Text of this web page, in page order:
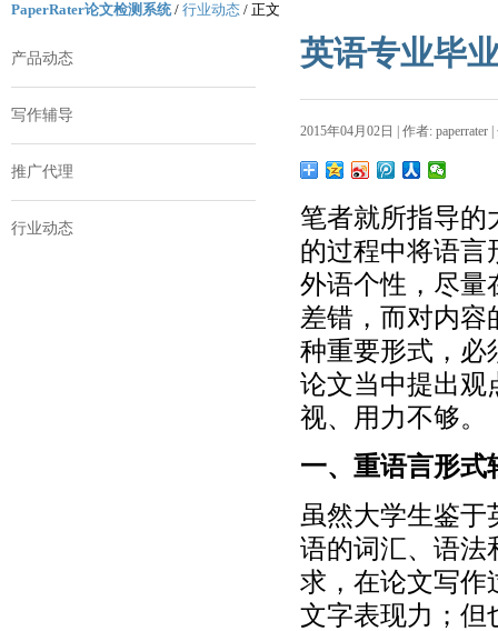
PaperRater论文检测系统/ 行业动态 / 正文
产品动态
写作辅导
推广代理
行业动态
英语专业毕
2015年04月02日 | 作者: paperrater
笔者就所指导的
的过程中将语言
外语个性，尽量
差错，而对内容
种重要形式，必
论文当中提出观
视、用力不够。
一、重语言形式
虽然大学生鉴
语的词汇、语法
求，在论文写作
文字表现力；但